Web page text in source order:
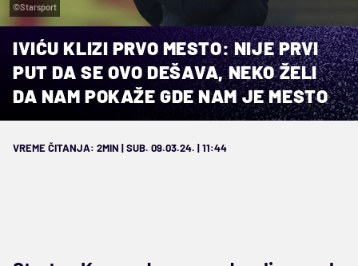
©Starsport
IVIĆU KLIZI PRVO MESTO: NIJE PRVI
PUT DA SE OVO DEŠAVA, NEKO ŽELI
DA NAM POKAŽE GDE NAM JE MESTO
VREME ČITANJA: 2MIN | SUB. 09.03.24. | 11:44